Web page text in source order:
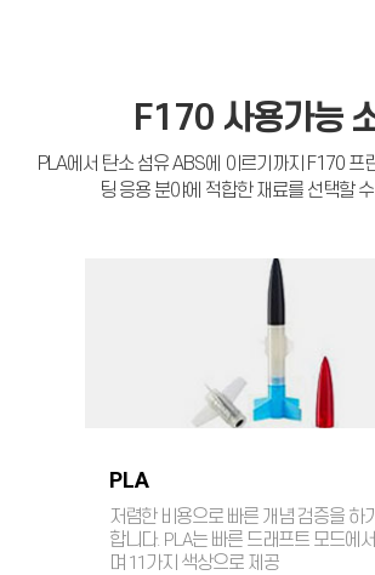
F170 사용가능
PLA에서 탄소 섬유 ABS에 이르기까지 F170 프
팅 응용 분야에 적합한 재료를 선택할
PLA
저렴한 비용으로 빠른 개념 검증을 하
합니다. PLA는 빠른 드래프트 모드에
며 11가지 색상으로 제공